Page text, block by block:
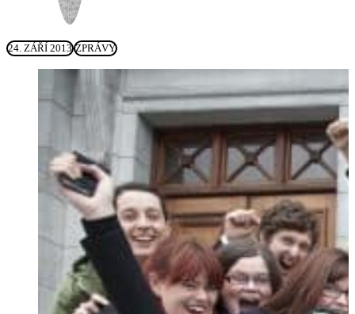
24. ZÁŘÍ 2013 ZPRÁVY